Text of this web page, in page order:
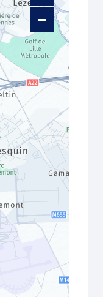
−